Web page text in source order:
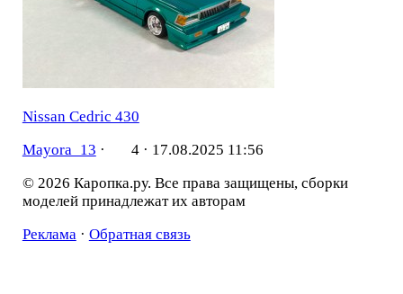
Nissan Cedric 430
Mayora_13 · 4 · 17.08.2025 11:56
© 2026 Каропка.ру. Все права защищены, сборки
моделей принадлежат их авторам
Реклама · Обратная связь